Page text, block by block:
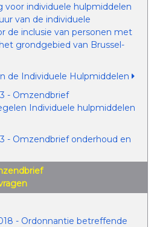
individuele hulpmiddelen
van de individuele
de inclusie van personen met
grondgebied van Brussel-
de Individuele Hulpmiddelen
- Omzendbrief
Individuele hulpmiddelen
- Omzendbrief onderhoud en
- Ordonnantie betreffende